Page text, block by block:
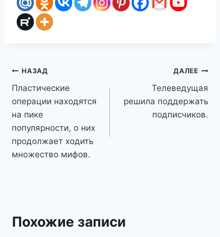
Навигация
по
записям
НАЗАД
Пластические
операции находятся
на пике
популярности, о них
продолжает ходить
множество мифов.
ДАЛЕЕ
Телеведущая
решила поддержать
подписчиков.
Похожие записи